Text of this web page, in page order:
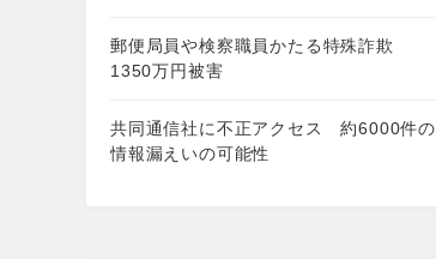
郵便局員や検察職員かたる特殊詐欺
1350万円被害
共同通信社に不正アクセス 約6000件の
情報漏えいの可能性